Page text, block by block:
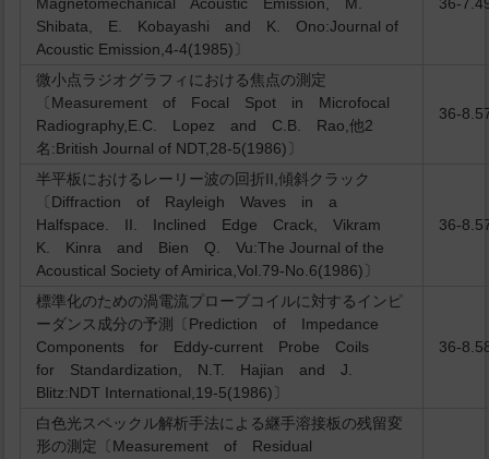
Shibata, E. Kobayashi and K. Ono:Journal of
Acoustic Emission,4-4(1985)〕
微小点ラジオグラフィにおける焦点の測定
〔Measurement of Focal Spot in Microfocal
Radiography,E.C. Lopez and C.B. Rao,他2
名:British Journal of NDT,28-5(1986)〕
36-
半平板におけるレーリー波の回折II,傾斜クラック
〔Diffraction of Rayleigh Waves in a
Halfspace. II. Inclined Edge Crack, Vikram
K. Kinra and Bien Q. Vu:The Journal of the
Acoustical Society of Amirica,Vol.79-No.6(1986)〕
36-
標準化のための渦電流プローブコイルに対するインピ
ーダンス成分の予測〔Prediction of Impedance
Components for Eddy-current Probe Coils
for Standardization, N.T. Hajian and J.
Blitz:NDT International,19-5(1986)〕
36-
白色光スペックル解析手法による継手溶接板の残留変
形の測定〔Measurement of Residual